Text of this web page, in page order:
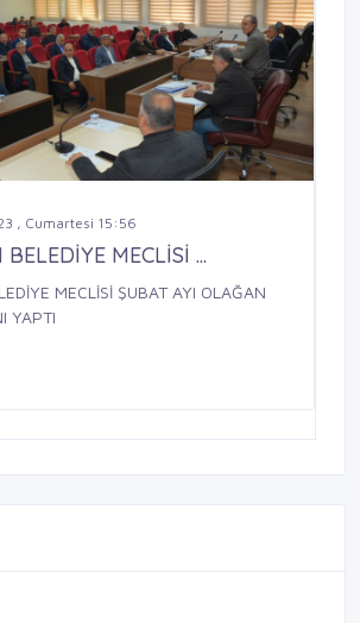
, Cumartesi 15:56
MECLİSİ ...
MECLİSİ ŞUBAT AYI OLAĞAN
YAPTI